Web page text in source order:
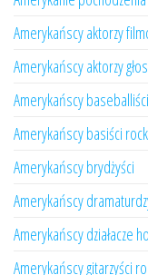
Amerykańscy aktorzy
Amerykańscy aktorzy
Amerykańscy baseballiści
Amerykańscy basiści
Amerykańscy brydżyści
Amerykańscy
Amerykańscy działacze
Amerykańscy gitarzyści